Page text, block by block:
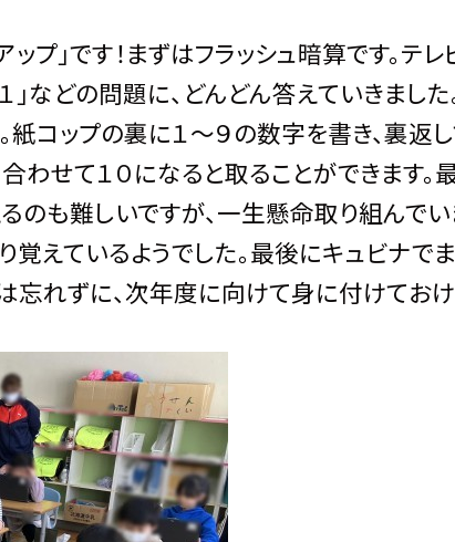
プ」です！まずはフラッシュ暗算です。テ
などの問題に、どんどん答えていきまし
紙コップの裏に１～９の数字を書き、裏返し
わせて１０になると取ることができます。
のも難しいですが、一生懸命取り組んでい
えているようでした。最後にキュビナで
忘れずに、次年度に向けて身に付けてお